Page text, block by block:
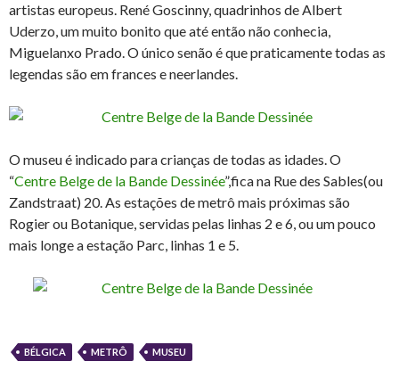
artistas europeus. René Goscinny, quadrinhos de Albert
Uderzo, um muito bonito que até então não conhecia,
Miguelanxo Prado. O único senão é que praticamente todas as
legendas são em frances e neerlandes.
O museu é indicado para crianças de todas as idades. O
“Centre Belge de la Bande Dessinée”,fica na Rue des Sables(ou
Zandstraat) 20. As estações de metrô mais próximas são
Rogier ou Botanique, servidas pelas linhas 2 e 6, ou um pouco
mais longe a estação Parc, linhas 1 e 5.
BÉLGICA METRÔ MUSEU